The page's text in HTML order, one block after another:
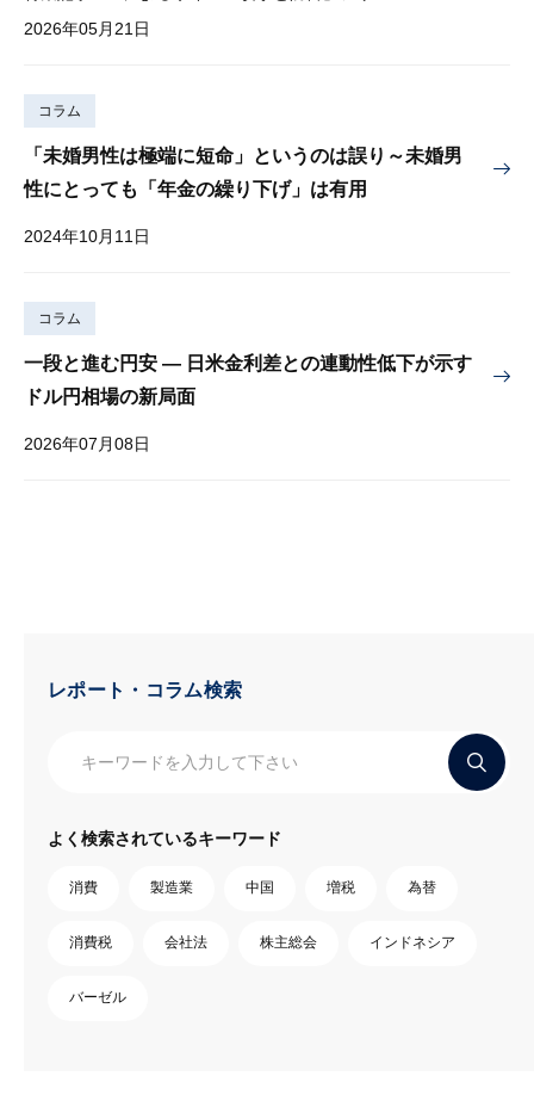
2026年05月21日
コラム
「未婚男性は極端に短命」というのは誤り～未婚男
性にとっても「年金の繰り下げ」は有用
2024年10月11日
コラム
一段と進む円安 — 日米金利差との連動性低下が示す
ドル円相場の新局面
2026年07月08日
レポート・コラム検索
よく検索されているキーワード
消費 製造業 中国 増税 為替
消費税 会社法 株主総会 インドネシア
バーゼル